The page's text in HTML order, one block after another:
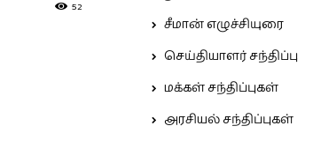
52
சீமான் எழுச்சியுரை
செய்தியாளர் சந்திப்பு
மக்கள் சந்திப்புகள்
அரசியல் சந்திப்புகள்